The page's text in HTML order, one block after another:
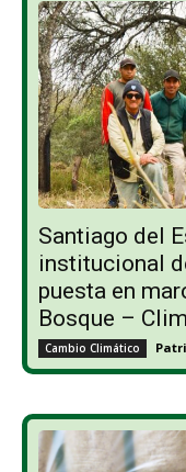
Santiago del
institucional
puesta en
Bosque –
Cambio Climático